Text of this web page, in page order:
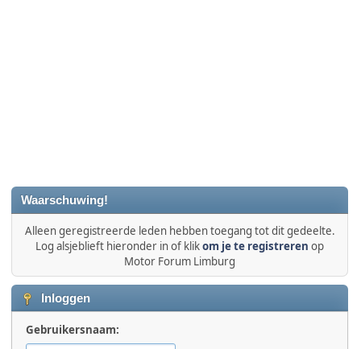
Waarschuwing!
Alleen geregistreerde leden hebben toegang tot dit gedeelte.
Log alsjeblieft hieronder in of klikom je te registreren op
Motor Forum Limburg
Inloggen
Gebruikersnaam: